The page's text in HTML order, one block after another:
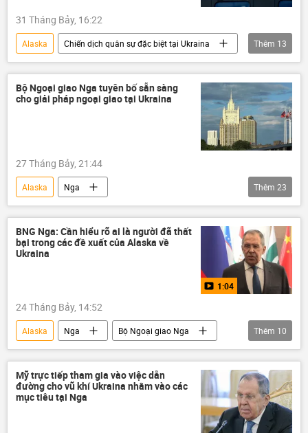
31 Tháng Bảy, 16:22
Alaska
Chiến dịch quân sự đặc biệt tại Ukraina
Nga
Quân đội Nga
xung đột quân sự
xung đột
Thế giới
Chính trị
Quân sự
khủng hoảng
Thêm 13
Bộ Ngoại giao Nga tuyên bố sẵn sàng
cho giải pháp ngoại giao tại Ukraina
27 Tháng Bảy, 21:44
Alaska
Nga
Chiến dịch quân sự đặc biệt tại Ukraina
Bộ Ngoại giao Nga
Thế giới
Dmitry Peskov
Moskva
Sergey Lavrov
Philippines
Hội nghị thượng đỉnh ASEAN
ASEAN
Vladimir Putin
Kiev
EU
Anh
London
Viễn Đông
Nhật Bản
Gripen
Thêm 23
BNG Nga: Cần hiểu rõ ai là người đã thất
bại trong các đề xuất của Alaska về
Ukraina
1:04
24 Tháng Bảy, 14:52
Alaska Nga
Bộ Ngoại giao Nga
Sergey Lavrov
Chiến dịch quân sự đặc biệt tại Ukraina
Ukraina
Cuộc khủng hoảng ở Ukraina
Cuộc gặp giữa Vladimir Putin và Donald Trump tại Alaska
Thêm 10
Mỹ trực tiếp tham gia vào việc dẫn
đường cho vũ khí Ukraina nhằm vào các
mục tiêu tại Nga